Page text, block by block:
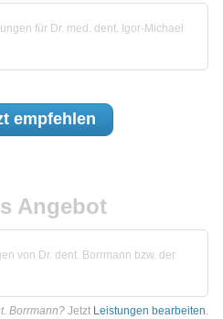
für Dr. med. dent. Igor-Michael
empfehlen
Angebot
von Dr. dent. Borrmann bzw. der
Borrmann? Jetzt Leistungen bearbeiten.